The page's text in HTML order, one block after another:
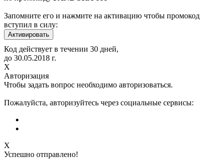
Запомните его и нажмите на активацию чтобы промокод
вступил в силу:
Код действует в течении 30 дней,
до 30.05.2018 г.
Х
Авторизация
Чтобы задать вопрос необходимо авторизоваться.
Пожалуйста, авторизуйтесь через социальные сервисы:
X
Успешно отправлено!